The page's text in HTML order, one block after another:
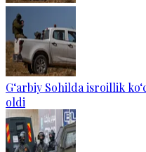
G‘arbiy Sohilda isroillik
oldi